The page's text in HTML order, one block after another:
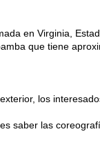
en Virginia,
que tiene
los
saber las